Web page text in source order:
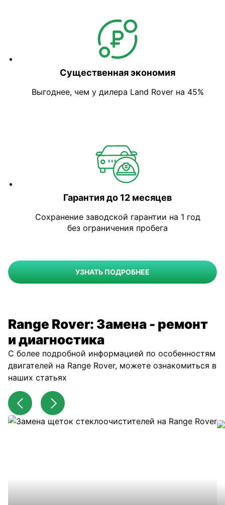
Существенная экономия
Выгоднее, чем у дилера Land Rover на 45%
Гарантия до 12 месяцев
Сохранение заводской гарантии на 1 год
без ограничения пробега
УЗНАТЬ ПОДРОБНЕЕ
Range Rover: Замена - ремонт
и диагностика
С более подробной информацией по особенностям
двигателей на Range Rover, можете ознакомиться в
наших статьях